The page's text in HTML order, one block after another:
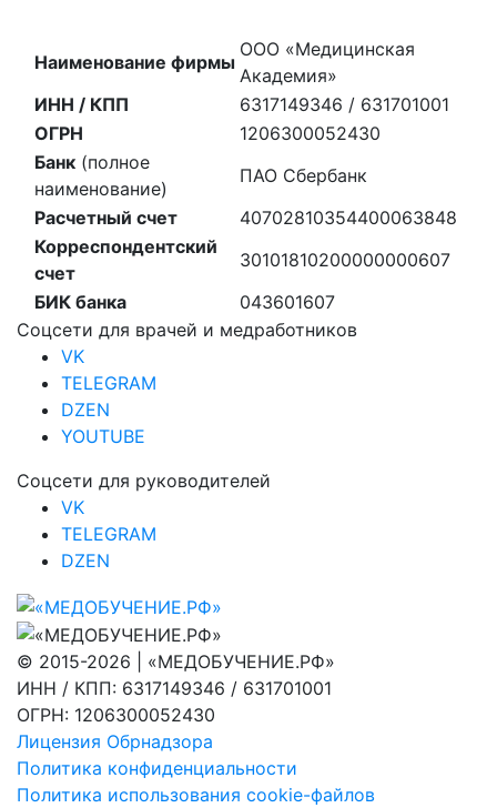
Наименование фирмы
ООО «Медицинская
Академия»
ИНН / КПП
6317149346 / 631701001
ОГРН
1206300052430
Банк (полное
наименование)
ПАО Сбербанк
Расчетный счет
40702810354400063848
Корреспондентский
счет
30101810200000000607
БИК банка
043601607
Соцсети для врачей и медработников
VK
TELEGRAM
DZEN
YOUTUBE
Соцсети для руководителей
VK
TELEGRAM
DZEN
© 2015-2026 | «МЕДОБУЧЕНИЕ.РФ»
ИНН / КПП: 6317149346 / 631701001
ОГРН: 1206300052430
Лицензия Обрнадзора
Политика конфиденциальности
Политика использования cookie-файлов